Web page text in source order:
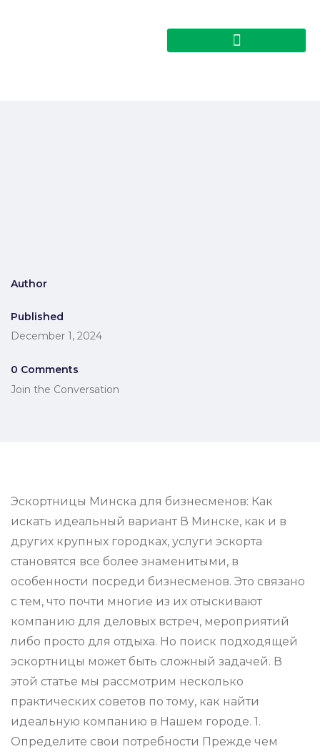
Author
Published
December 1, 2024
0 Comments
Join the Conversation
Эскортницы Минска для бизнесменов: Как
искать идеальный вариант В Минске, как и в
других крупных городках, услуги эскорта
становятся все более знаменитыми, в
особенности посреди бизнесменов. Это связано
с тем, что почти многие из их отыскивают
компанию для деловых встреч, мероприятий
либо просто для отдыха. Но поиск подходящей
эскортницы может быть сложный задачей. В
этой статье мы рассмотрим несколько
практических советов по тому, как найти
идеальную компанию в Нашем городе. 1.
Определите свои потребности Прежде чем